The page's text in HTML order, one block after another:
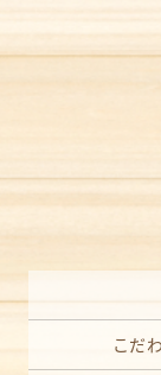
こだ